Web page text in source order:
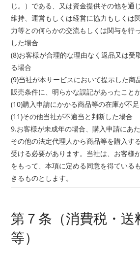
じ。）である、又は資金提供その他を通
維持、運営もしくは経営に協力もしくは
力等との何らかの交流もしくは関与を行
した場合
(8)お客様が合理的な理由なく返品又は受
る場合
(9)当社が本サービスにおいて提示した商
販売条件に、明らかな誤記があったこと
(10)購入申請にかかる商品等の在庫が不
(11)その他当社が不適当と判断した場合
9.お客様が未成年の場合、購入申請にあ
その他の法定代理人から商品等を購入す
受ける必要があります。当社は、お客様
をもって、本項に定める同意を得ている
きるものとします。
第７条（消費税・送
等）